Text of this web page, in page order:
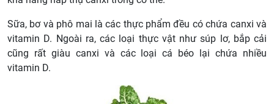
Sữa, bơ và phô mai là các thực phẩm đều có chứa canxi và
vitamin D. Ngoài ra, các loại thực vật như súp lơ, bắp cải
cũng rất giàu canxi và các loại cá béo lại chứa nhiều
vitamin D.